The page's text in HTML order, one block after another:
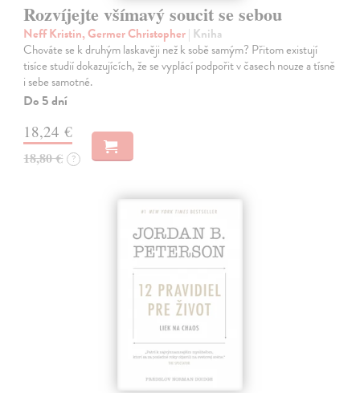
Rozvíjejte všímavý soucit se sebou
Neff Kristin, Germer Christopher| Kniha
Chováte se k druhým laskavěji než k sobě samým? Přitom existují
tisíce studií dokazujících, že se vyplácí podpořit v časech nouze a tísně
i sebe samotné.
Do 5 dní
18,24 €
18,80 € ?